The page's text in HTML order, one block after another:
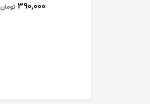
390,000 تومان